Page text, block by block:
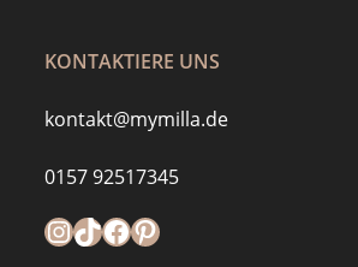
KONTAKTIERE UNS
kontakt@mymilla.de
0157 92517345
Instagram
https://www.tiktok.com/@mymilla.de
Facebook
Pinterest